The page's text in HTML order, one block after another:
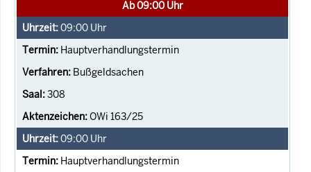
Ab 09:00 Uhr
09:00 Uhr
Hauptverhandlungstermin
Bußgeldsachen
308
OWi 163/25
09:00 Uhr
Hauptverhandlungstermin